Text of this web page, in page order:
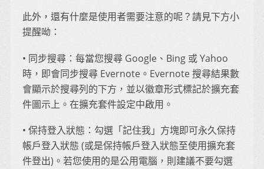
此外，還有什麼是使用者需要注意的呢？請見下方小
提醒呦：
• 同步搜尋：每當您搜尋 Google、Bing 或 Yahoo
時，即會同步搜尋 Evernote。Evernote 搜尋結果數
會顯示於搜尋列的下方，並以徽章形式標記於擴充套
件圖示上。在擴充套件設定中啟用。
• 保持登入狀態：勾選「記住我」方塊即可永久保持
帳戶登入狀態 (或是保持帳戶登入狀態至使用擴充套
件登出)。若您使用的是公用電腦，則建議不要勾選